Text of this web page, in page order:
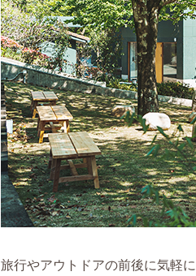
旅行やアウトドアの前後に気軽